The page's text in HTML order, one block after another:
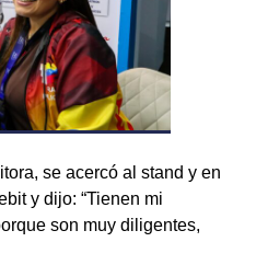
se acercó al stand y en
y dijo: “Tienen mi
son muy diligentes,